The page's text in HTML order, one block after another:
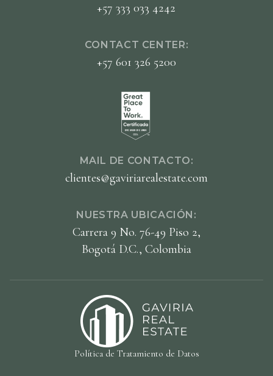
+57 333 033 4242
CONTACT CENTER:
+57 601 326 5200
MAIL DE CONTACTO:
clientes@gaviriarealestate.com
NUESTRA UBICACIÓN:
Carrera 9 No. 76-49 Piso 2,
Bogotá D.C., Colombia
Política de Tratamiento de Datos